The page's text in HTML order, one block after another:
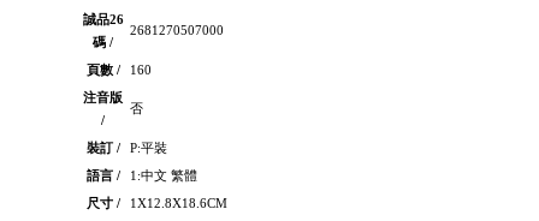
誠品26
碼 /
2681270507000
頁數 /
160
注音版
/
否
裝訂 /
P:平裝
語言 /
1:中文 繁體
尺寸 /
1X12.8X18.6CM